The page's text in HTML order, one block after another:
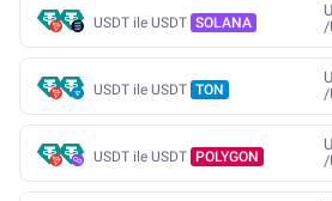
USDT ile USDT SOLANA
/
USDT ile USDT TON
/
USDT ile USDT POLYGON
/